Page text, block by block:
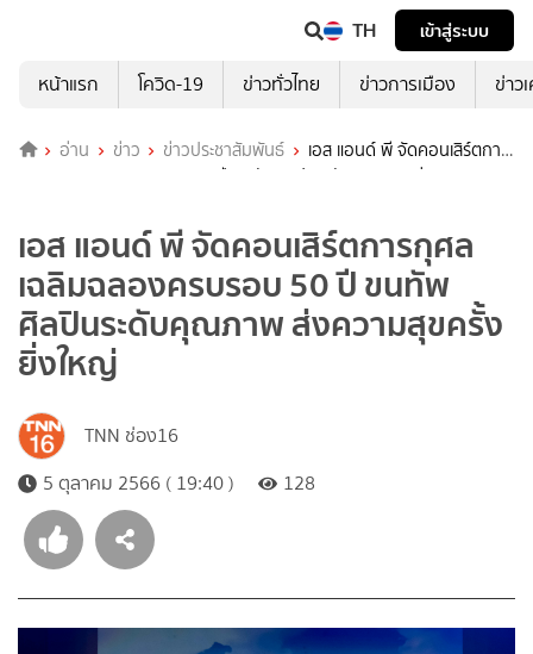
TH
เข้าสู่ระบบ
หน้าแรก
โควิด-19 ข่าวทั่วไทย ข่าวการเมือง ข่าว
อ่าน ข่าว ข่าวประชาสัมพันธ์
เอส แอนด์ พี จัดคอนเสิร์ตการ
กุศล เฉลิมฉลองครบรอบ 50 ปี ขนทัพศิลปินระดับคุณภาพ ส่งความสุข
เอส แอนด์ พี จัดคอนเสิร์ตการกุศล
เฉลิมฉลองครบรอบ 50 ปี ขนทัพ
ศิลปินระดับคุณภาพ ส่งความสุขครั้ง
ยิ่งใหญ่
TNN ช่อง16
5 ตุลาคม 2566 ( 19:40 )
128